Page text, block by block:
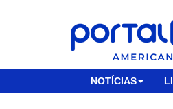
NOTÍCIAS